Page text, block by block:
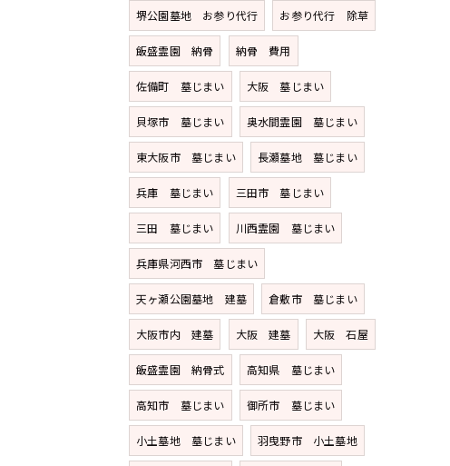
堺公園墓地 お参り代行 お参り代行 除草
飯盛霊園 納骨 納骨 費用
佐備町 墓じまい 大阪 墓じまい
貝塚市 墓じまい 奥水間霊園 墓じまい
東大阪市 墓じまい 長瀬墓地 墓じまい
兵庫 墓じまい 三田市 墓じまい
三田 墓じまい 川西霊園 墓じまい
兵庫県河西市 墓じまい
天ヶ瀬公園墓地 建墓 倉敷市 墓じまい
大阪市内 建墓 大阪 建墓 大阪 石屋
飯盛霊園 納骨式 高知県 墓じまい
高知市 墓じまい 御所市 墓じまい
小土墓地 墓じまい 羽曳野市 小土墓地